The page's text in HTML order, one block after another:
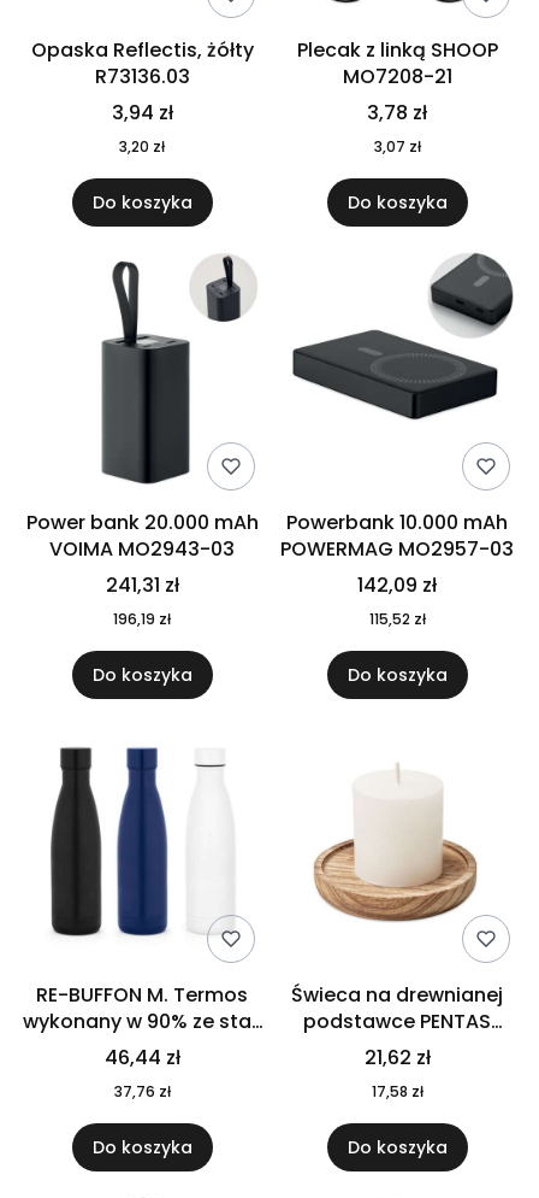
Opaska Reflectis, żółty
R73136.03
3,94 zł
3,20 zł
Do koszyka
Plecak z linką SHOOP
MO7208-21
3,78 zł
3,07 zł
Do koszyka
Power bank 20.000 mAh
VOIMA MO2943-03
241,31 zł
196,19 zł
Do koszyka
Powerbank 10.000 mAh
POWERMAG MO2957-03
142,09 zł
115,52 zł
Do koszyka
RE-BUFFON M. Termos
wykonany w 90% ze stali
nierdzewnej
pochodzącej z
recyklingu 520 ml 94294
46,44 zł
37,76 zł
Do koszyka
Świeca na drewnianej
podstawce PENTAS
MO6282-40
21,62 zł
17,58 zł
Do koszyka